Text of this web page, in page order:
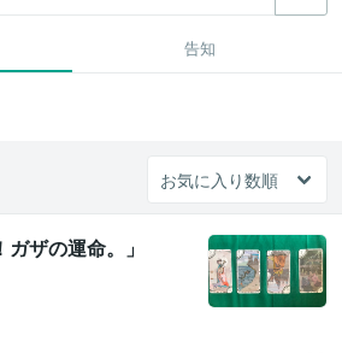
告知
ガザの運命。」